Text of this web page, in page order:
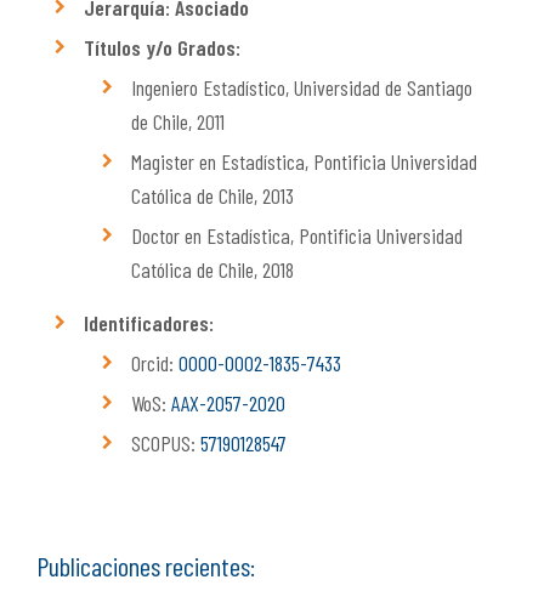
Jerarquía: Asociado
Títulos y/o Grados:
Ingeniero Estadístico, Universidad de Santiago
de Chile, 2011
Magister en Estadística, Pontificia Universidad
Católica de Chile, 2013
Doctor en Estadística, Pontificia Universidad
Católica de Chile, 2018
Identificadores:
Orcid: 0000-0002-1835-7433
WoS: AAX-2057-2020
SCOPUS: 57190128547
Publicaciones recientes: